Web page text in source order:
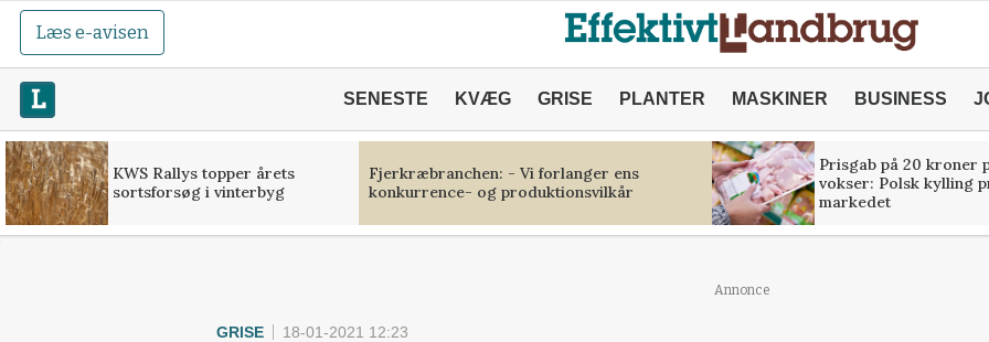
Læs e-avisen
SENESTE KVÆG GRISE PLANTER MASKINER BUSINESS
KWS Rallys topper årets
sortsforsøg i vinterbyg
Fjerkræbranchen: - Vi forlanger ens
konkurrence- og produktionsvilkår
Prisgab på 20 kroner
vokser: Polsk kylling
markedet
Annonce
GRISE 18-01-2021 12:23